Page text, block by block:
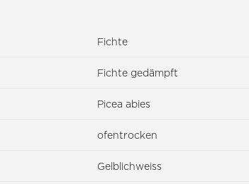
Fichte
Fichte gedämpft
Picea abies
ofentrocken
Gelblichweiss